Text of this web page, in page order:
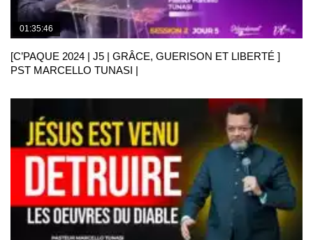
01:35:46
[C’PAQUE 2024 | J5 | GRÂCE, GUERISON ET LIBERTÉ ]
PST MARCELLO TUNASI |